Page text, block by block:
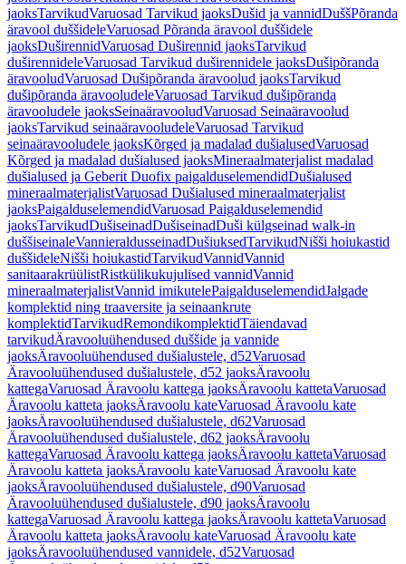
jaoksTarvikudVaruosad Tarvikud jaoksDušid ja vannidDuššPõranda
äravool duššideleVaruosad Põranda äravool duššidele
jaoksDuširennidVaruosad Duširennid jaoksTarvikud
duširennideleVaruosad Tarvikud duširennidele jaoksDušipõranda
äravooludVaruosad Dušipõranda äravoolud jaoksTarvikud
dušipõranda äravooludeleVaruosad Tarvikud dušipõranda
äravooludele jaoksSeinaäravooludVaruosad Seinaäravoolud
jaoksTarvikud seinaäravooludeleVaruosad Tarvikud
seinaäravooludele jaoksKõrged ja madalad dušialusedVaruosad
Kõrged ja madalad dušialused jaoksMineraalmaterjalist madalad
dušialused ja Geberit Duofix paigalduselemendidDušialused
mineraalmaterjalistVaruosad Dušialused mineraalmaterjalist
jaoksPaigalduselemendidVaruosad Paigalduselemendid
jaoksTarvikudDušiseinadDušiseinadDuši külgseinad walk-in
duššiseinaleVannieraldusseinadDušiuksedTarvikudNišši hoiukastid
duššideleNišši hoiukastidTarvikudVannidVannid
sanitaarakrüülistRistkülikukujulised vannidVannid
mineraalmaterjalistVannid imikutelePaigalduselemendidJalgade
komplektid ning traaversite ja seinaankrute
komplektidTarvikudRemondikomplektidTäiendavad
tarvikudÄravooluühendused duššide ja vannide
jaoksÄravooluühendused dušialustele, d52Varuosad
Äravooluühendused dušialustele, d52 jaoksÄravoolu
kattegaVaruosad Äravoolu kattega jaoksÄravoolu kattetaVaruosad
Äravoolu katteta jaoksÄravoolu kateVaruosad Äravoolu kate
jaoksÄravooluühendused dušialustele, d62Varuosad
Äravooluühendused dušialustele, d62 jaoksÄravoolu
kattegaVaruosad Äravoolu kattega jaoksÄravoolu kattetaVaruosad
Äravoolu katteta jaoksÄravoolu kateVaruosad Äravoolu kate
jaoksÄravooluühendused dušialustele, d90Varuosad
Äravooluühendused dušialustele, d90 jaoksÄravoolu
kattegaVaruosad Äravoolu kattega jaoksÄravoolu kattetaVaruosad
Äravoolu katteta jaoksÄravoolu kateVaruosad Äravoolu kate
jaoksÄravooluühendused vannidele, d52Varuosad